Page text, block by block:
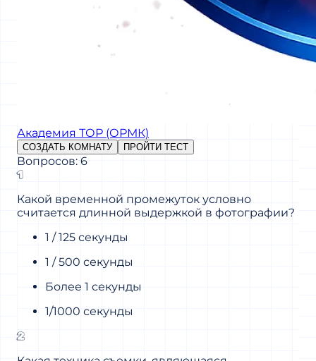
Академия ТОР (ОРМК)
СОЗДАТЬ КОМНАТУ ПРОЙТИ ТЕСТ
Вопросов: 6
1
Какой временной промежуток условно
считается длинной выдержкой в фотографии?
1 / 125 секунды
1 / 500 секунды
Более 1 секунды
1/1000 секунды
2